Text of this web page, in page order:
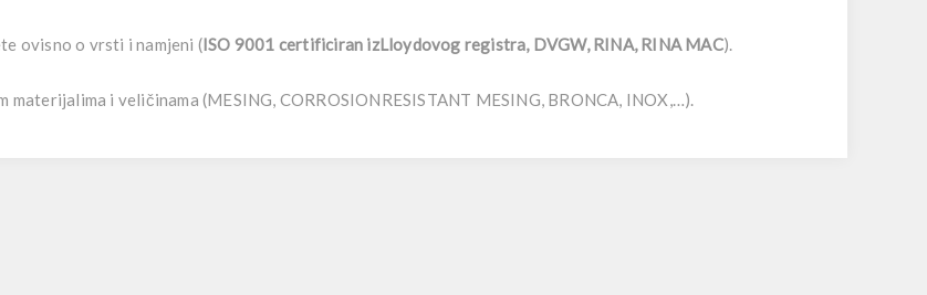
ovisno o vrsti i namjeni (ISO 9001 certificiran izLloydovog registra, DVGW, RINA, RINA MAC).
i veličinama (MESING, CORROSIONRESISTANT MESING, BRONCA, INOX,…).